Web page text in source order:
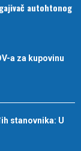
autohtonog
a za kupovinu
stanovnika: U